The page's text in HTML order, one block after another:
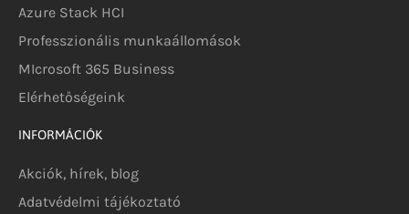
Azure Stack HCI
Professzionális munkaállomások
MIcrosoft 365 Business
Elérhetőségeink
INFORMÁCIÓK
Akciók, hírek, blog
Adatvédelmi tájékoztató